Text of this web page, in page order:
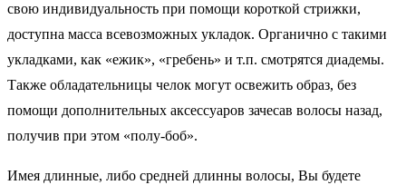
свою индивидуальность при помощи короткой стрижки,
доступна масса всевозможных укладок. Органично с такими
укладками, как «ежик», «гребень» и т.п. смотрятся диадемы.
Также обладательницы челок могут освежить образ, без
помощи дополнительных аксессуаров зачесав волосы назад,
получив при этом «полу-боб».
Имея длинные, либо средней длинны волосы, Вы будете